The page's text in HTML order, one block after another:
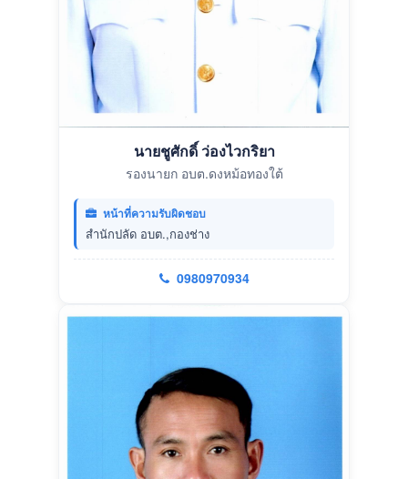
นายชูศักดิ์ ว่องไวกริยา
รองนายก อบต.ดงหม้อทองใต้
หน้าที่ความรับผิดชอบ
สำนักปลัด อบต.,กองช่าง
0980970934